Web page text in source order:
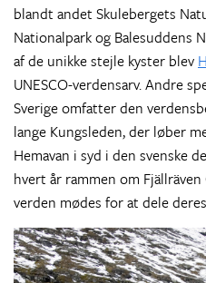
blandt andet Skulebergets
Nationalpark og Balesuddens
af de unikke stejle kyster blev
UNESCO-verdensarv. Andre
Sverige omfatter den
lange Kungsleden, der løber
Hemavan i syd i den svenske
hvert år rammen om
verden mødes for at dele